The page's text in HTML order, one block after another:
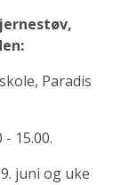
Paradis
15.00.
juni og uke